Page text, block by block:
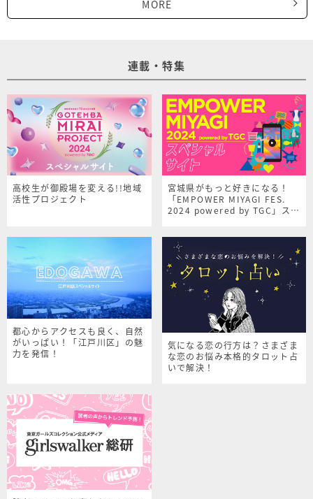
MORE
連載・特集
高校生が御殿場を変える!!地域
活性プロジェクト
宮城県がもっと好きになる！
「EMPOWER MIYAGI FES.
2024 powered by TGC」スペ
都心からアクセスも良く、自然
がいっぱい！「江戸川区」の魅
力を発信！
気になる恋の行方は？さまざま
な恋のお悩み本格的タロット占
いで解決！